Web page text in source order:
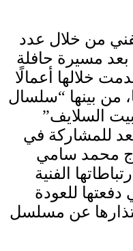
من خلال عدد
مسيرة حافلة
خلالها أعمالًا
من بينها “سلسال
السلايف”
للمشاركة في
محمد سامي
الفنية
للعودة
عن مسلسل